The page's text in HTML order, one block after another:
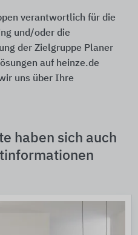
verantwortlich für die
und/oder die
der Zielgruppe Planer
auf heinze.de
uns über Ihre
haben sich auch